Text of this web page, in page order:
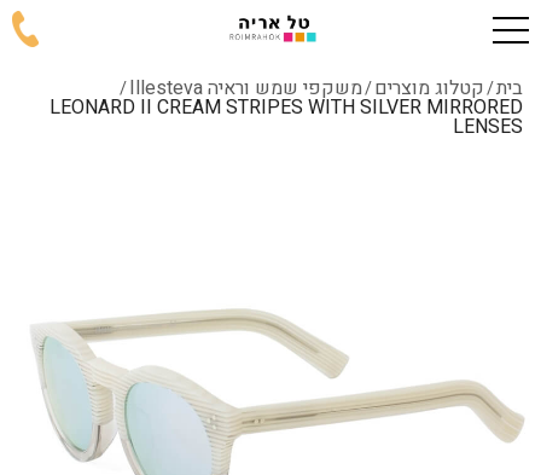
בית/קטלוג מוצרים/משקפי שמש וראיה Illesteva /
LEONARD II CREAM STRIPES WITH SILVER MIRRORED
LENSES